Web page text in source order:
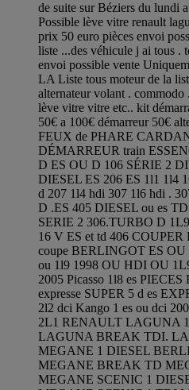
de suite sur Béziers du lundi
Possible lève vitre renault
prix 50 euro pièces envoi
liste ...des véhicule j ai tous .
envoi possible vente
LA Liste tous moteur de la
alternateur volant .
lève vitre vitre etc.. kit
50€ a 100€ démarreur 50€
FEUX de PHARE
DÉMARREUR train
D ES OU D 106 SÉRIE 2
DIESEL ES 206 ES 1l1 1l4
d 207 1l4 hdi 307 1l6 hdi .
D .ES 405 DIESEL ou es
SERIE 2 306.TURBO D
16 V ES et td 406
coupe BERLINGOT ES
ou 1l9 1998 OU HDI OU
2005 Picasso 1l8 es
expresse SUPER 5 d es
2l2 dci Kango 1 es ou dci
2L1 RENAULT LAGUNA
LAGUNA BREAK TDI.
MEGANE 1 DIESEL
MEGANE BREAK TD
MEGANE SCENIC 1